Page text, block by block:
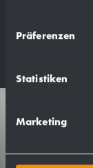
Präferenzen
Statistiken
Marketing